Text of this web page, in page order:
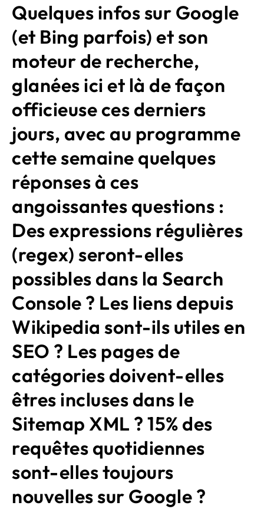
Quelques infos sur Google
(et Bing parfois) et son
moteur de recherche,
glanées ici et là de façon
officieuse ces derniers
jours, avec au programme
cette semaine quelques
réponses à ces
angoissantes questions :
Des expressions régulières
(regex) seront-elles
possibles dans la Search
Console ? Les liens depuis
Wikipedia sont-ils utiles en
SEO ? Les pages de
catégories doivent-elles
êtres incluses dans le
Sitemap XML ? 15% des
requêtes quotidiennes
sont-elles toujours
nouvelles sur Google ?